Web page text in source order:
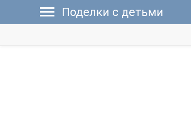
Поделки с детьми